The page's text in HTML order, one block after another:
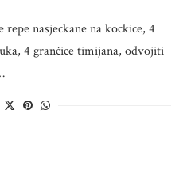
repe nasjeckane na kockice, 4
4 grančice timijana, odvojiti